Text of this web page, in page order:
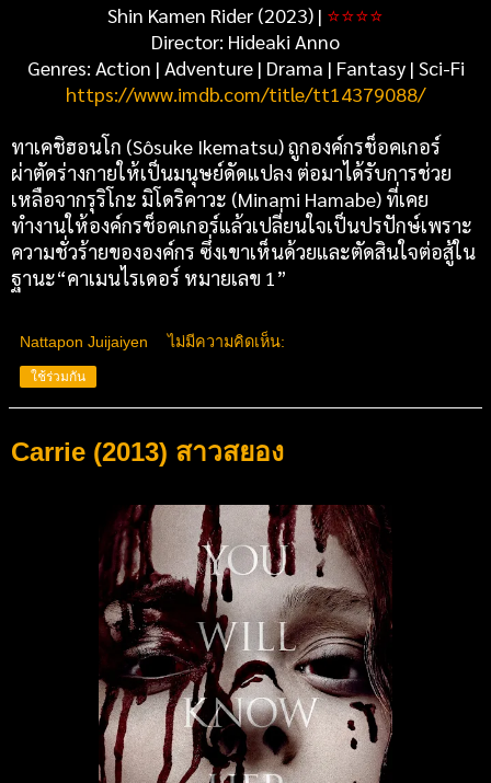
Shin Kamen Rider (2023) | ⭐⭐⭐⭐
Director: Hideaki Anno
Genres: Action | Adventure | Drama | Fantasy | Sci-Fi
https://www.imdb.com/title/tt14379088/
ทาเคชิฮอนโก (Sôsuke Ikematsu) ถูกองค์กรช็อคเกอร์
ผ่าตัดร่างกายให้เป็นมนุษย์ดัดแปลง ต่อมาได้รับการช่วย
เหลือจากรุริโกะ มิโดริคาวะ (Minami Hamabe) ที่เคย
ทำงานให้องค์กรช็อคเกอร์แล้วเปลี่ยนใจเป็นปรปักษ์เพราะ
ความชั่วร้ายขององค์กร ซึ่งเขาเห็นด้วยและตัดสินใจต่อสู้ใน
ฐานะ“คาเมนไรเดอร์ หมายเลข 1”
Nattapon Juijaiyen ไม่มีความคิดเห็น:
ใช้ร่วมกัน
Carrie (2013) สาวสยอง